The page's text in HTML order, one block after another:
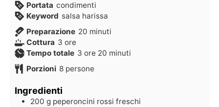
Portata condimenti
Keyword salsa harissa
Preparazione 20 minuti
Cottura 3 ore
Tempo totale 3 ore 20 minuti
Porzioni 8 persone
Ingredienti
200 g peperoncini rossi freschi